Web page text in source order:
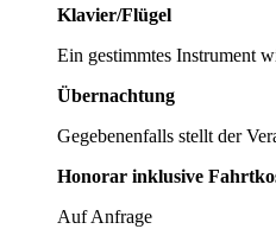
Klavier/Flügel
Ein gestimmtes Instrument
Übernachtung
Gegebenenfalls stellt der
Honorar inklusive
Auf Anfrage